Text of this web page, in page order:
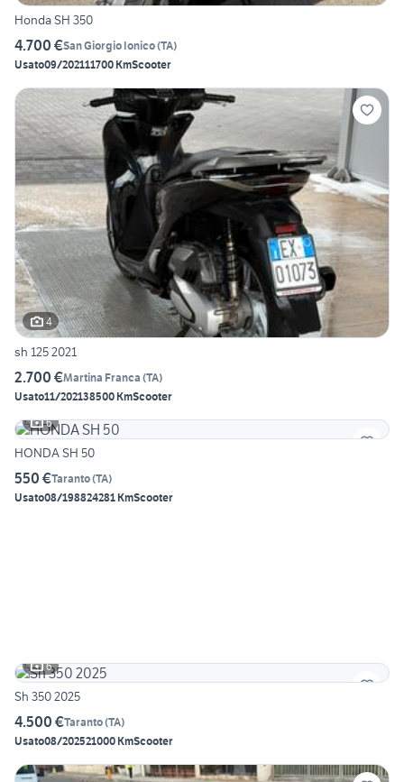
Honda SH 350
4.700 €San Giorgio Ionico(TA)
Usato09/202111700 KmScooter
4
sh 125 2021
2.700 €Martina Franca (TA)
Usato11/202138500 KmScooter
6
HONDA SH 50
550 €Taranto(TA)
Usato08/198824281 KmScooter
6
Sh 350 2025
4.500 €Taranto(TA)
Usato08/202521000 KmScooter